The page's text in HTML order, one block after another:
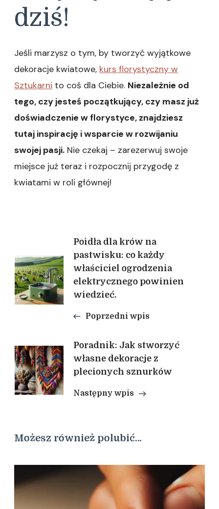
dziś!
Jeśli marzysz o tym, by tworzyć wyjątkowe
dekoracje kwiatowe, kurs florystyczny w
Sztukarni to coś dla Ciebie. Niezależnie od
tego, czy jesteś początkujący, czy masz już
doświadczenie w florystyce, znajdziesz
tutaj inspirację i wsparcie w rozwijaniu
swojej pasji. Nie czekaj – zarezerwuj swoje
miejsce już teraz i rozpocznij przygodę z
kwiatami w roli głównej!
Nawigacja
wpisu
Poidła dla krów na
pastwisku: co każdy
właściciel ogrodzenia
elektrycznego powinien
wiedzieć.
Poprzedni wpis
Poradnik: Jak stworzyć
własne dekoracje z
plecionych sznurków
Następny wpis
Możesz również polubić…